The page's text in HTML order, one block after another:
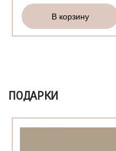
«Пара»
В корзину
ПОДАРКИ